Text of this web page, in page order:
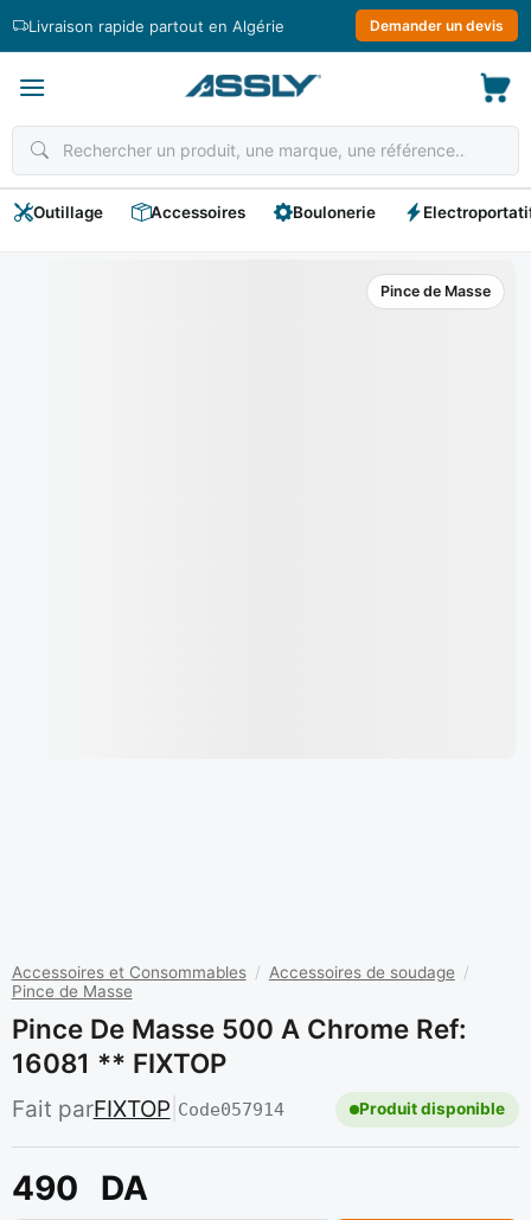
Livraison rapide partout en Algérie Demander un devis
Outillage Accessoires Boulonerie
Pince de Masse
Accessoires et Consommables / Accessoires de soudage /
Pince de Masse
Pince De Masse 500 A Chrome Ref:
16081 ** FIXTOP
Fait parFIXTOP Code057914 Produit disponible
490 DA